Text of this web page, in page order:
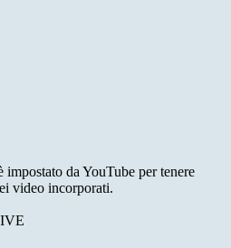
impostato da YouTube per tenere
video incorporati.